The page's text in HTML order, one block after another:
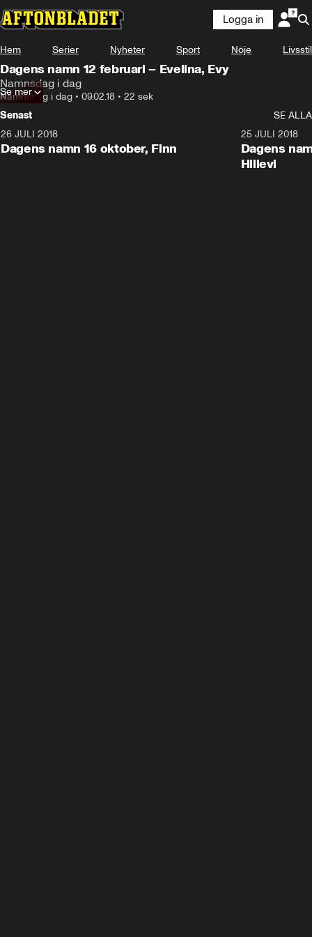
Logga in
Hem Serier Nyheter Sport Nöje Livsstil
Dagens namn 12 februari – Evelina, Evy
Namnsdag i dag
Namnsdag i dag • 09.02.18 • 22 sek
Se mer
Senast
SE ALLA
26 JULI 2018
Dagens namn 16 oktober, Finn
25 JULI 2018
Dagens
Hillevi